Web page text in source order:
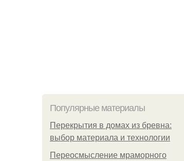
Популярные материалы
Перекрытия в домах из бревна:
выбор материала и технологии
Переосмысление мраморного